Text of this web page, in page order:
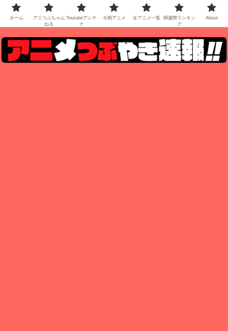
ホーム
アニつぶちゃん
ねる
Youtubeアンテ
ナ
今期アニメ 全アニメ一覧
🆕週間ランキン
グ
About